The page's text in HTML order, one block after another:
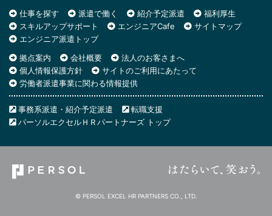
仕事を探す 派遣で働く 紹介予定派遣
福利厚生
スキルアップサポート
エンジニアCafe
サイトマップ
エンジニア派遣トップ
拠点案内
会社概要
法人のお客さまへ
個人情報保護方針
サイトのご利用にあたって
労働者派遣事業に関わる情報提供
事務系派遣・紹介予定派遣
転職支援
パーソルエクセルＨＲパートナーズ トップ
© PERSOL EXCEL HR PARTNERS CO., LTD.